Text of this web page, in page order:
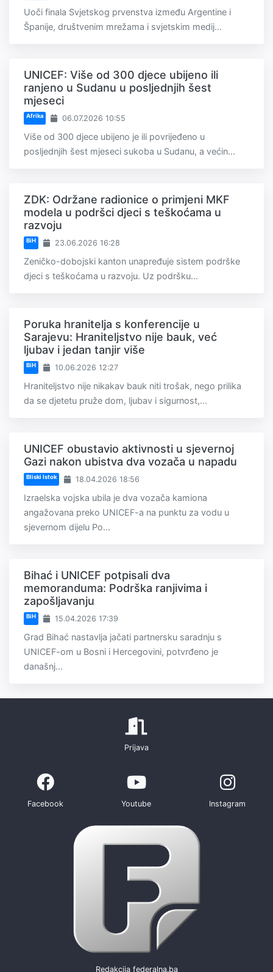
Uoči finala Svjetskog prvenstva između Argentine i
Španije, društvenim mrežama i svjetskim medij...
UNICEF: Više od 300 djece ubijeno ili
ranjeno u Sudanu u posljednjih šest
mjeseci
Afrika 06.07.2026 10:55
Više od 300 djece ubijeno je ili povrijeđeno u
posljednjih šest mjeseci sukoba u Sudanu, a većin...
ZDK: Održane radionice o primjeni MKF
modela u podršci djeci s teškoćama u
razvoju
BiH 23.06.2026 16:28
Zeničko-dobojski kanton unapređuje sistem podrške
djeci s teškoćama u razvoju. Uz podršku...
Poruka hranitelja s konferencije u
Sarajevu: Hraniteljstvo nije bauk, već
ljubav i jedan tanjir više
BiH 10.06.2026 12:27
Hraniteljstvo nije nikakav bauk niti trošak, nego prilika
da se djetetu pruže dom, ljubav i sigurnost,...
UNICEF obustavio aktivnosti u sjevernoj
Gazi nakon ubistva dva vozača u napadu
Bliski Istok 18.04.2026 18:56
Izraelska vojska ubila je dva vozača kamiona
angažovana preko UNICEF-a na punktu za vodu u
sjevernom dijelu Po...
Bihać i UNICEF potpisali dva
memoranduma: Podrška ranjivima i
zapošljavanju
BiH 15.04.2026 17:39
Grad Bihać nastavlja jačati partnersku saradnju s
UNICEF-om u Bosni i Hercegovini, potvrđeno je
današnj...
Prijava
Facebook Youtube Instagram
Redakcija federalna.ba